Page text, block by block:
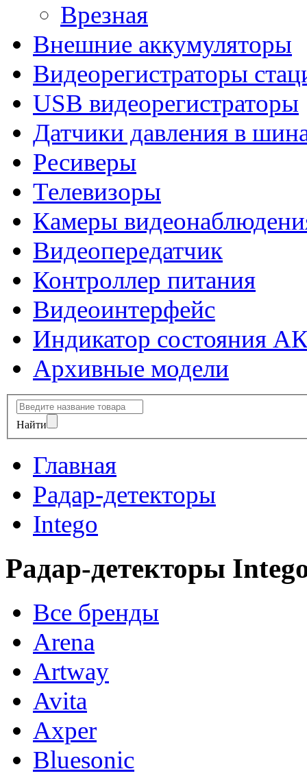
Врезная
Внешние аккумуляторы
Видеорегистраторы
USB видеорегистраторы
Датчики давления в
Ресиверы
Телевизоры
Камеры
Видеопередатчик
Контроллер питания
Видеоинтерфейс
Индикатор состояния
Архивные модели
Найти
Главная
Радар-детекторы
Intego
Радар-детекторы
Все бренды
Arena
Artway
Avita
Axper
Bluesonic